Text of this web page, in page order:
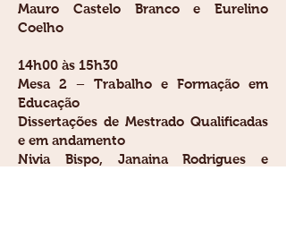
Mauro Castelo Branco e Eurelino
Coelho
14h00 às 15h30
Mesa 2 – Trabalho e Formação em
Educação
Dissertações de Mestrado Qualificadas
e em andamento
Nivia Bispo, Janaina Rodrigues e